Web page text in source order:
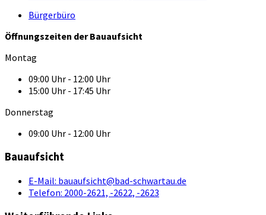
Bürgerbüro
Öffnungszeiten der Bauaufsicht
Montag
09:00 Uhr - 12:00 Uhr
15:00 Uhr - 17:45 Uhr
Donnerstag
09:00 Uhr - 12:00 Uhr
Bauaufsicht
E-Mail: bauaufsicht@bad-schwartau.de
Telefon: 2000-2621, -2622, -2623